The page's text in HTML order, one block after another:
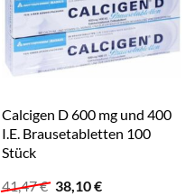
Calcigen D 600 mg und 400
I.E. Brausetabletten 100
Stück
41,47€ Ursprünglicher
38,10€Aktueller